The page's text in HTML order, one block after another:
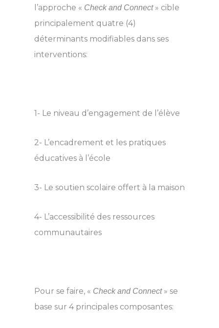
l’approche « Check and Connect» cible
principalement quatre (4)
déterminants modifiables dans ses
interventions:
1- Le niveau d’engagement de l’élève
2- L’encadrement et les pratiques
éducatives à l’école
3- Le soutien scolaire offert à la maison
4- L’accessibilité des ressources
communautaires
Pour se faire, « Check and Connect» se
base sur 4 principales composantes: